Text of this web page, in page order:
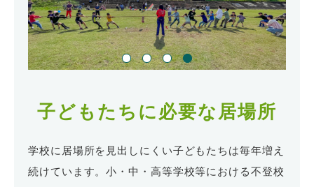
子どもたちに必要な居場所
学校に居場所を見出しにくい子どもたちは毎年増え
続けています。小・中・高等学校等における不登校